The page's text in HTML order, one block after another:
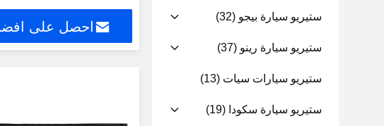
ستيريو سيارة بيجو (32)
ستيريو سيارة رينو (37)
ستيريو سيارات سيات (13)
ستيريو سيارة سكودا (19)
احصل على